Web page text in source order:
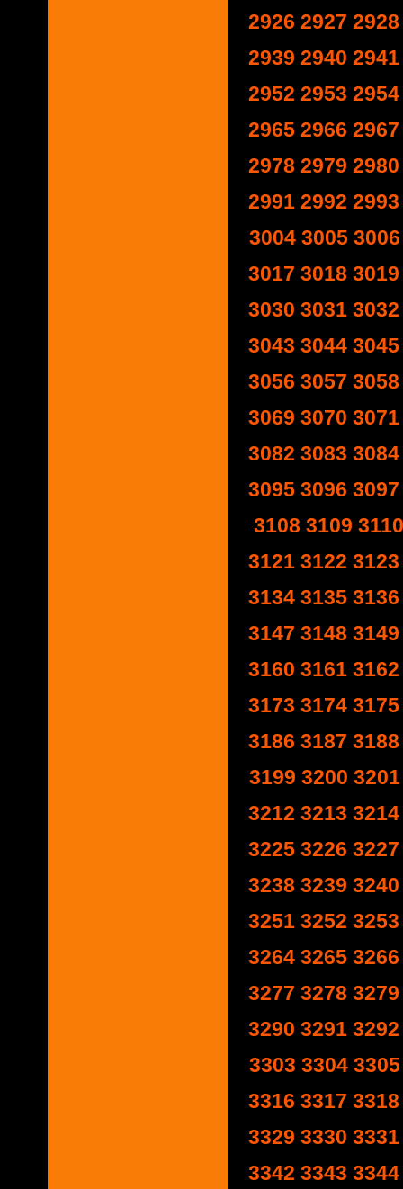
2926 2927 2928
2939 2940 2941
2952 2953 2954
2965 2966 2967
2978 2979 2980
2991 2992 2993
3004 3005 3006
3017 3018 3019
3030 3031 3032
3043 3044 3045
3056 3057 3058
3069 3070 3071
3082 3083 3084
3095 3096 3097
3108 3109 3110
3121 3122 3123
3134 3135 3136
3147 3148 3149
3160 3161 3162
3173 3174 3175
3186 3187 3188
3199 3200 3201
3212 3213 3214
3225 3226 3227
3238 3239 3240
3251 3252 3253
3264 3265 3266
3277 3278 3279
3290 3291 3292
3303 3304 3305
3316 3317 3318
3329 3330 3331
3342 3343 3344